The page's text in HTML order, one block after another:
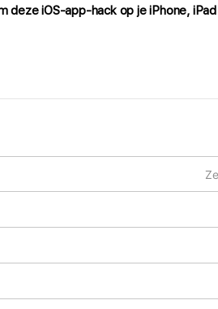
iOS-app-hack op je iPhone,